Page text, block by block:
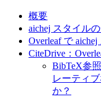
概要
aichej スタイル
Overleaf で
CiteDrive：
BibTeX参
レーティ
か？